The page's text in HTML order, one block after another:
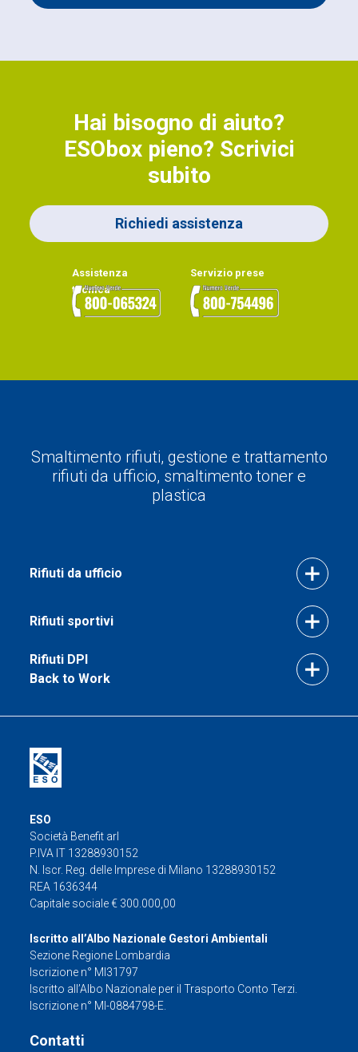
Hai bisogno di aiuto?
ESObox pieno? Scrivici
subito
Richiedi assistenza
Assistenza
tecnica
Servizio prese
Smaltimento rifiuti, gestione e trattamento
rifiuti da ufficio, smaltimento toner e
plastica
Rifiuti da ufficio
Rifiuti sportivi
Rifiuti DPI
Back to Work
ESO
Società Benefit arl
P.IVA IT 13288930152
N. Iscr. Reg. delle Imprese di Milano 13288930152
REA 1636344
Capitale sociale € 300.000,00
Iscritto all’Albo Nazionale Gestori Ambientali
Sezione Regione Lombardia
Iscrizione n° MI31797
Iscritto all’Albo Nazionale per il Trasporto Conto Terzi.
Iscrizione n° MI-0884798-E.
Contatti